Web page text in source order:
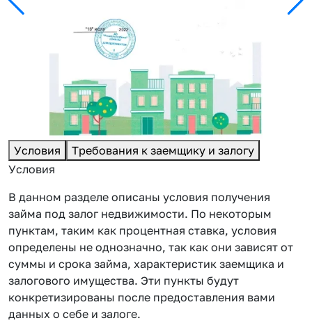
Условия
Требования к заемщику и залогу
Условия
В данном разделе описаны условия получения
займа под залог недвижимости. По некоторым
пунктам, таким как процентная ставка, условия
определены не однозначно, так как они зависят от
суммы и срока займа, характеристик заемщика и
залогового имущества. Эти пункты будут
конкретизированы после предоставления вами
данных о себе и залоге.